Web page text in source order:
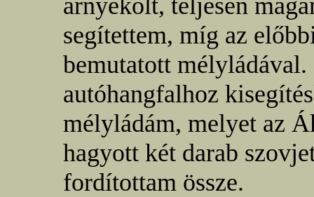
árnyékolt, teljesen
segítettem, míg az
bemutatott
autóhangfalhoz
mélyládám, melyet az
hagyott két darab
fordítottam össze.